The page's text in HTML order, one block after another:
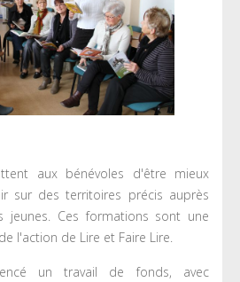
aux bénévoles d'être mieux
sur des territoires précis auprès
jeunes. Ces formations sont une
l'action de Lire et Faire Lire.
un travail de fonds, avec